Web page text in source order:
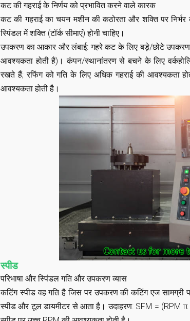
कट की गहराई के निर्णय को प्रभावित करने वाले कारक
कट की गहराई का चयन मशीन की कठोरता और शक्ति पर
स्पिंडल में शक्ति (टॉर्क सीमाएं) होनी चाहिए।
उपकरण का आकार और लंबाई: गहरे कट के लिए बड़े/छोटे उपकरण
आवश्यकता होती है)। कंपन/स्थानांतरण से बचने के लिए
रखते हैं; रफिंग को गति के लिए अधिक गहराई की आवश्यकता
आवश्यकता होती है।
स्पीड
परिभाषा और स्पिंडल गति और उपकरण व्यास
कटिंग स्पीड वह गति है जिस पर उपकरण की कटिंग एज
स्पीड और टूल डायमीटर से आता है। उदाहरण: SFM = (RPM